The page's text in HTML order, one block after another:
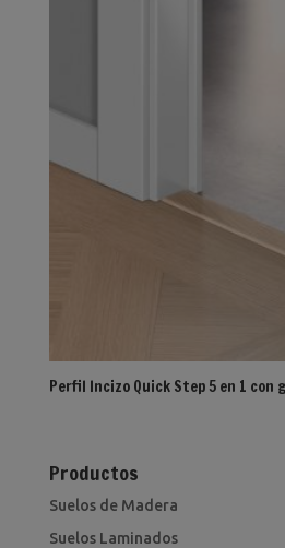
Perfil Incizo Quick Step 5 en 1 con
Productos
Suelos de Madera
Suelos Laminados